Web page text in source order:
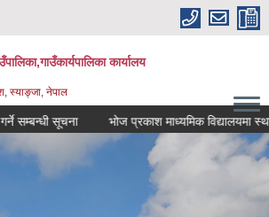
कार्यालय
स्याङ्जा, नेपाल
सूचना भोज प्रकाश माध्यमिक विद्यालयमा स्थाथी